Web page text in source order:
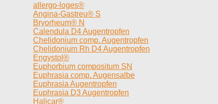
allergo-loges®
Angina-Gastreu® S
Bryorheum® N
Calendula D4 Augentropfen
Chelidonium comp. Augentropfen
Chelidonium Rh D4 Augentropfen
Engystol®
Euphorbium compositum SN
Euphrasia comp. Augensalbe
Euphrasia Augentropfen
Euphrasia D3 Augentropfen
Halicar®